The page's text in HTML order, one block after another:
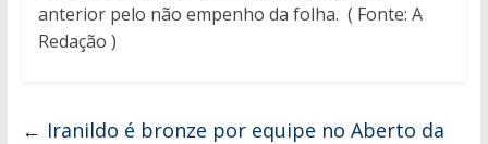
anterior pelo não empenho da folha. ( Fonte: A
Redação )
← Iranildo é bronze por equipe no Aberto da